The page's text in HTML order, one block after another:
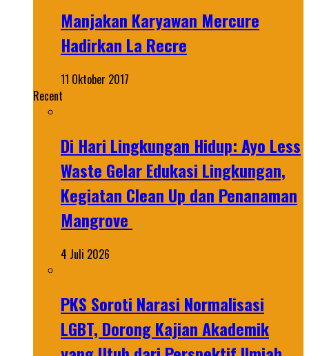
Manjakan Karyawan Mercure
Hadirkan La Recre
11 Oktober 2017
Recent
Di Hari Lingkungan Hidup: Ayo Less
Waste Gelar Edukasi Lingkungan,
Kegiatan Clean Up dan Penanaman
Mangrove
4 Juli 2026
PKS Soroti Narasi Normalisasi
LGBT, Dorong Kajian Akademik